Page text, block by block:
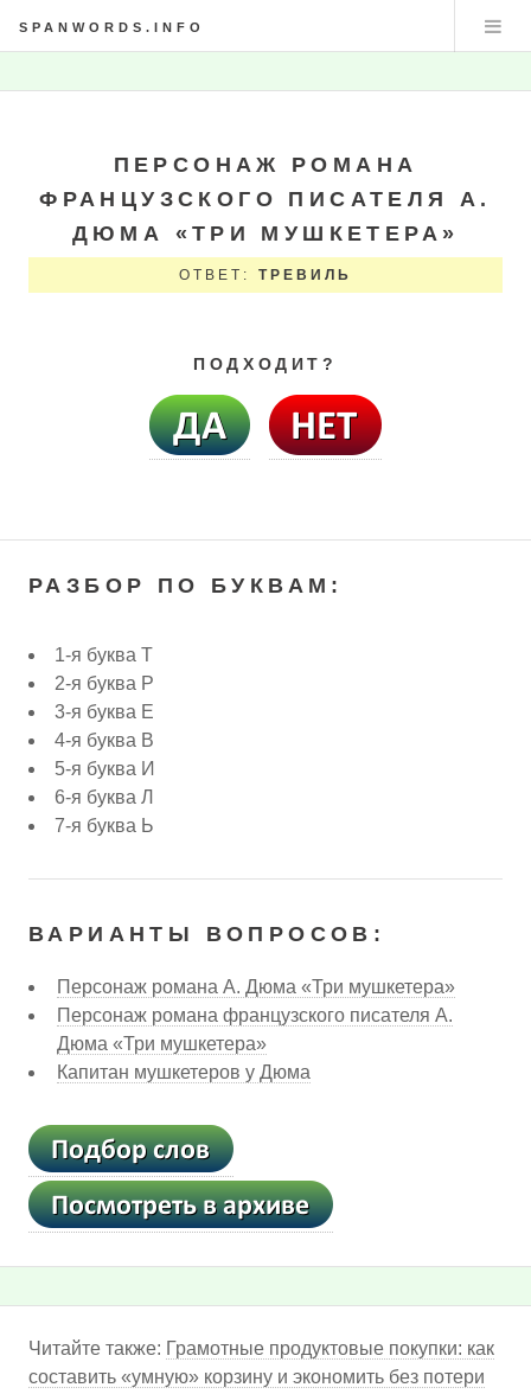
SPANWORDS.INFO
ПЕРСОНАЖ РОМАНА
ФРАНЦУЗСКОГО ПИСАТЕЛЯ А.
ДЮМА «ТРИ МУШКЕТЕРА»
ОТВЕТ: ТРЕВИЛЬ
ПОДХОДИТ?
РАЗБОР ПО БУКВАМ:
1-я буква Т
2-я буква Р
3-я буква Е
4-я буква В
5-я буква И
6-я буква Л
7-я буква Ь
ВАРИАНТЫ ВОПРОСОВ:
Персонаж романа А. Дюма «Три мушкетера»
Персонаж романа французского писателя А.
Дюма «Три мушкетера»
Капитан мушкетеров у Дюма
Читайте также: Грамотные продуктовые покупки: как
составить «умную» корзину и экономить без потери